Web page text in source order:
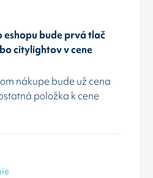
eshopu bude prvá tlač
citylightov v cene
nákupe bude už cena
položka k cene